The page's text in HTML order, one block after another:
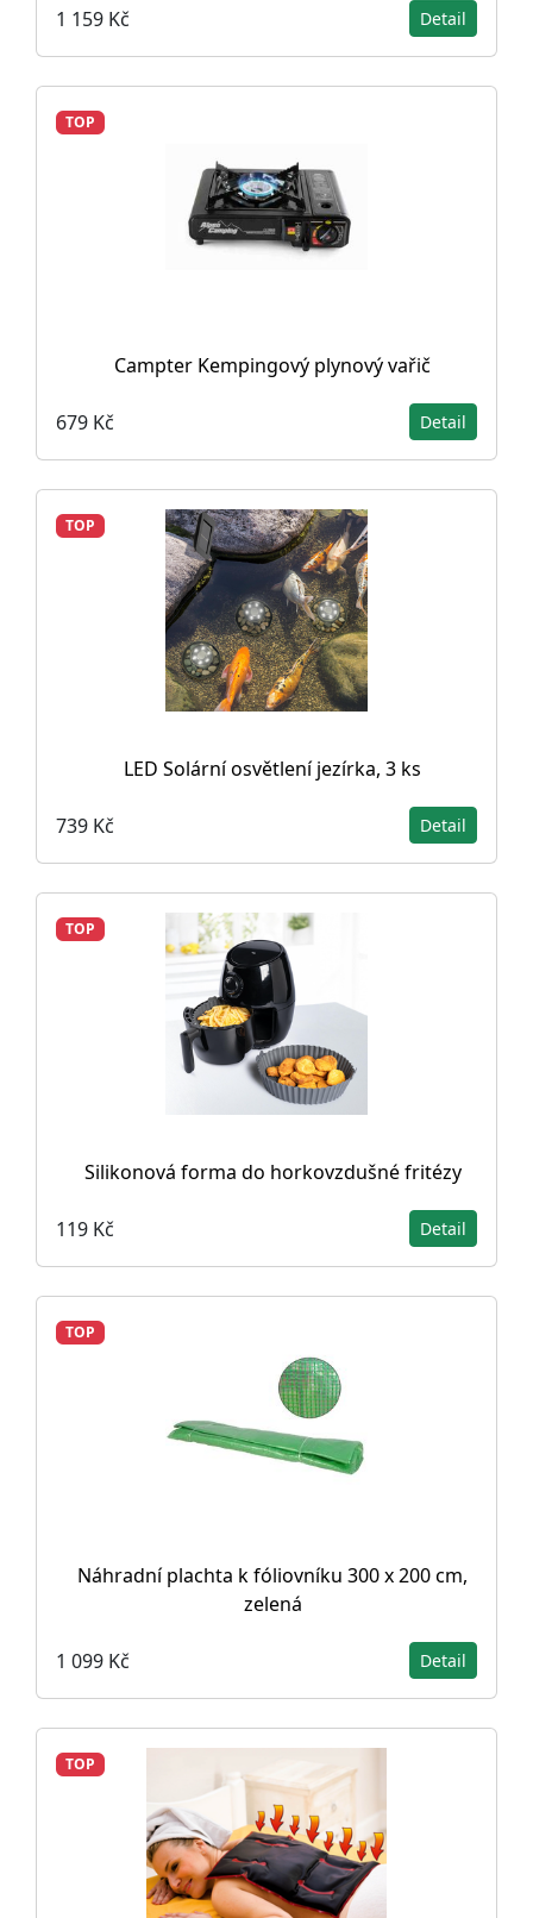
1 159 Kč Detail
TOP
Campter Kempingový plynový vařič
679 Kč Detail
TOP
LED Solární osvětlení jezírka, 3 ks
739 Kč Detail
TOP
Silikonová forma do horkovzdušné fritézy
119 Kč Detail
TOP
Náhradní plachta k fóliovníku 300 x 200 cm,
zelená
1 099 Kč Detail
TOP